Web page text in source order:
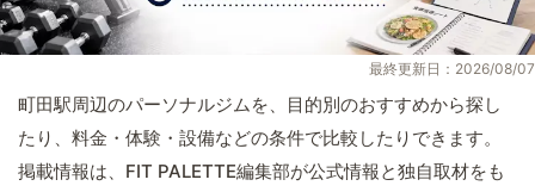
最終更新日：2026/08/07
町田駅周辺のパーソナルジムを、目的別のおすすめから探し
たり、料金・体験・設備などの条件で比較したりできます。
掲載情報は、FIT PALETTE編集部が公式情報と独自取材をも